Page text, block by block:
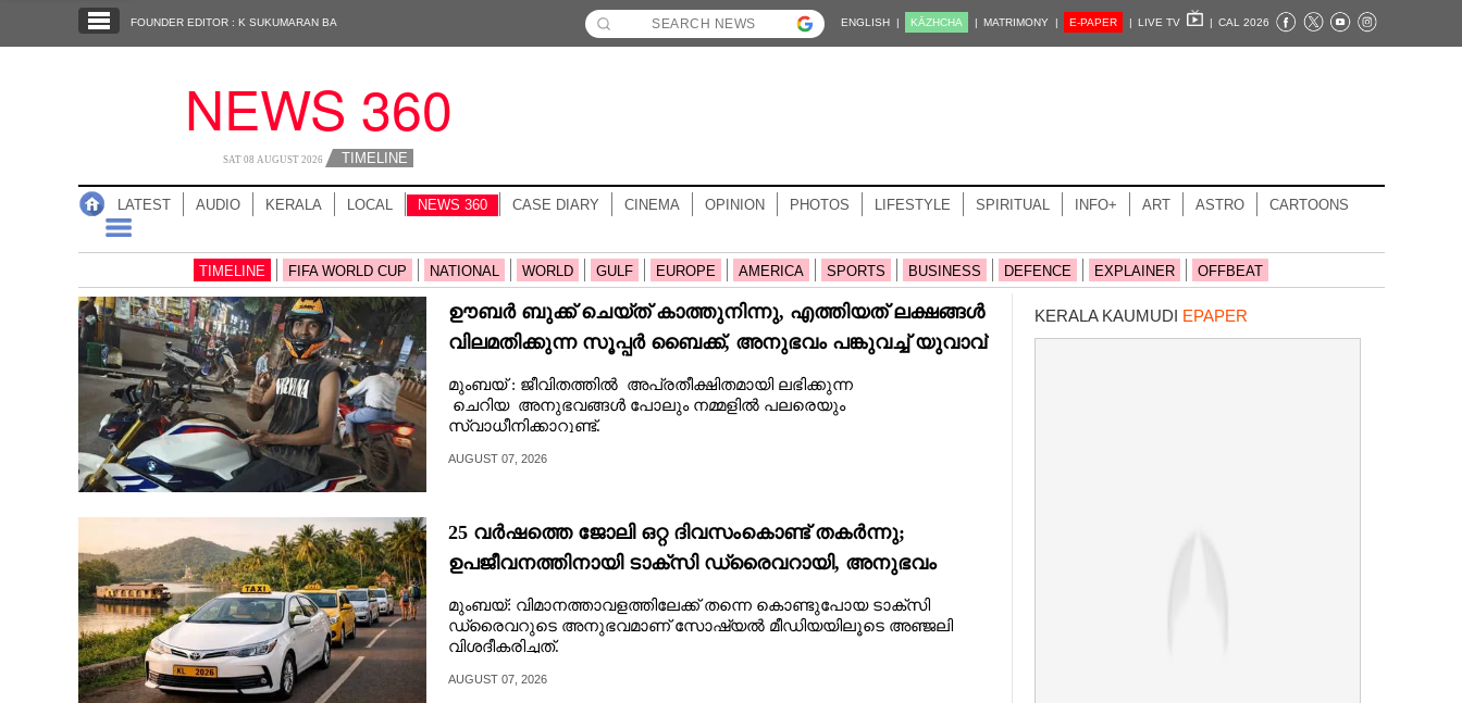
KERALA
NEWS 360
CASE DIARY
OPINION
PHOTOS
LIFESTYLE
FOUNDER EDITOR : K SUKUMARAN BA ENGLISH | KĀZHCHA | MATRIMONY | E-PAPER | LIVE TV | CAL 2026
NEWS 360
SAT 08 AUGUST 2026 TIMELINE
LATEST AUDIO KERALA LOCAL NEWS 360 CASE DIARY CINEMA OPINION PHOTOS LIFESTYLE SPIRITUAL INFO+ ART ASTRO CARTOONS
TIMELINE FIFA WORLD CUP NATIONAL WORLD GULF EUROPE AMERICA SPORTS BUSINESS DEFENCE EXPLAINER OFFBEAT
ഊബർ ബുക്ക് ചെയ്‌ത് കാത്തുനിന്നു,​ എത്തിയത് ലക്ഷങ്ങൾ
വിലമതിക്കുന്ന സൂപ്പർ ബൈക്ക്,​ അനുഭവം പങ്കുവച്ച് യുവാവ്
മുംബയ് : ജീവിതത്തിൽ അപ്രതീക്ഷിതമായി ലഭിക്കുന്ന
ചെറിയ അനുഭവങ്ങൾ പോലും നമ്മളിൽ പലരെയും
സ്വാധീനിക്കാറുണ്ട്.
AUGUST 07, 2026
25 വർഷത്തെ ജോലി ഒറ്റ ദിവസംകൊണ്ട് തകർന്നു;
ഉപജീവനത്തിനായി ടാക്‌സി ഡ്രൈവറായി,​ അനുഭവം
പങ്കുവച്ച് യുവതി
മുംബയ്: വിമാനത്താവളത്തിലേക്ക് തന്നെ കൊണ്ടുപോയ ടാക്സി
ഡ്രൈവറുടെ അനുഭവമാണ് സോഷ്യൽ മീഡിയയിലൂടെ അഞ്ജലി
വിശദീകരിച്ചത്.
AUGUST 07, 2026
KERALA KAUMUDI EPAPER